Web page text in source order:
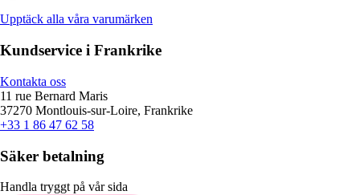
Upptäck alla våra varumärken
Kundservice i Frankrike
Kontakta oss
11 rue Bernard Maris
37270 Montlouis-sur-Loire, Frankrike
+33 1 86 47 62 58
Säker betalning
Handla tryggt på vår sida